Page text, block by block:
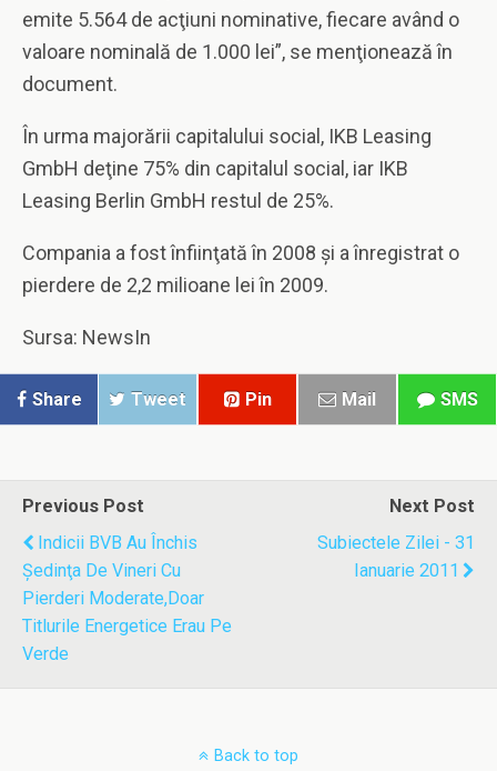
emite 5.564 de acţiuni nominative, fiecare având o
valoare nominală de 1.000 lei”, se menţionează în
document.
În urma majorării capitalului social, IKB Leasing
GmbH deţine 75% din capitalul social, iar IKB
Leasing Berlin GmbH restul de 25%.
Compania a fost înfiinţată în 2008 şi a înregistrat o
pierdere de 2,2 milioane lei în 2009.
Sursa: NewsIn
Share Tweet Pin Mail SMS
Previous Post
Indicii BVB Au Închis
Şedinţa De Vineri Cu
Pierderi Moderate,doar
Titlurile Energetice Erau Pe
Verde
Next Post
Subiectele Zilei - 31
Ianuarie 2011
Back to top